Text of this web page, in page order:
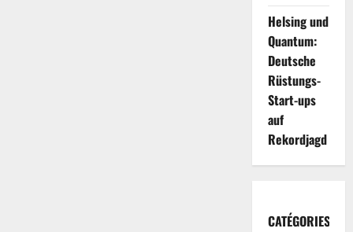
Helsing und
Quantum:
Deutsche
Rüstungs-
Start-ups
auf
Rekordjagd
CATÉGORIES